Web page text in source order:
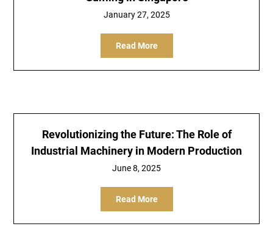
January 27, 2025
Read More
Revolutionizing the Future: The Role of
Industrial Machinery in Modern Production
June 8, 2025
Read More